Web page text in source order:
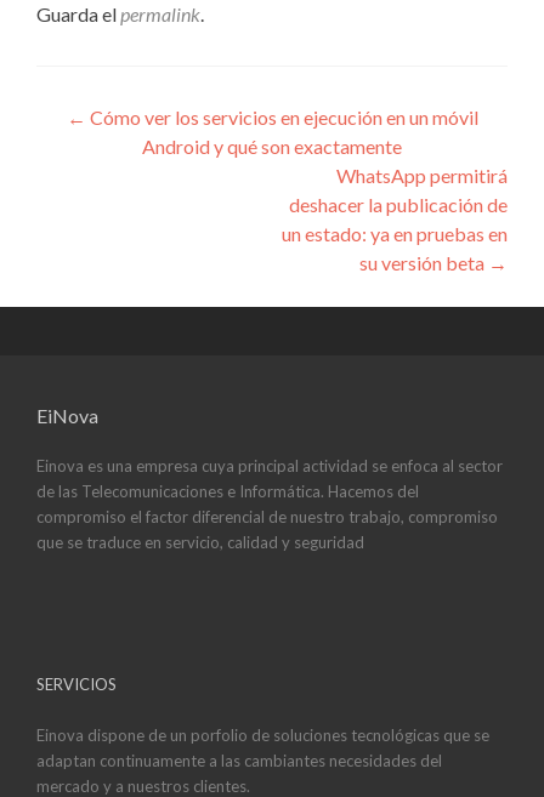
Guarda elpermalink.
Navegación
← Cómo ver los servicios en ejecución en un móvil
Android y qué son exactamente
WhatsApp permitirá
deshacer la publicación de
un estado: ya en pruebas en
su versión beta →
EiNova
Einova es una empresa cuya principal actividad se enfoca al sector
de las Telecomunicaciones e Informática. Hacemos del
compromiso el factor diferencial de nuestro trabajo, compromiso
que se traduce en servicio, calidad y seguridad
SERVICIOS
Einova dispone de un porfolio de soluciones tecnológicas que se
adaptan continuamente a las cambiantes necesidades del
mercado y a nuestros clientes.